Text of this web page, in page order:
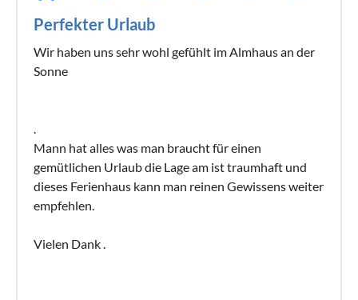
Perfekter Urlaub
Wir haben uns sehr wohl gefühlt im Almhaus an der
Sonne
Mann hat alles was man braucht für einen
gemütlichen Urlaub die Lage am ist traumhaft und
dieses Ferienhaus kann man reinen Gewissens weiter
empfehlen.
Vielen Dank .